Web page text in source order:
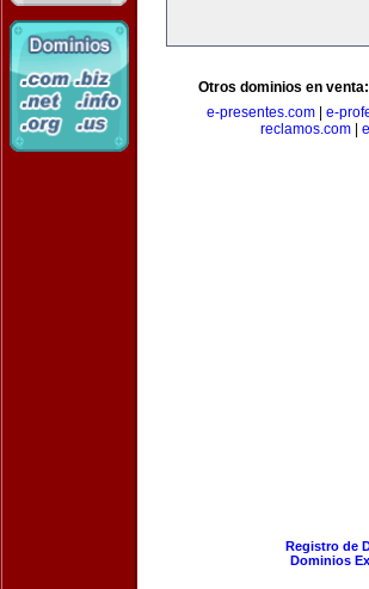
Otros dominios en venta:
e-presentes.com
e-
reclamos.com
Registro de
Dominios